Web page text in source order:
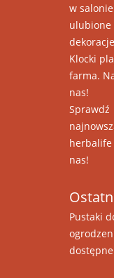
w salonie
ulubione
Klocki
farma.
nas!
Sprawdź
herbalife
nas!
Pustaki